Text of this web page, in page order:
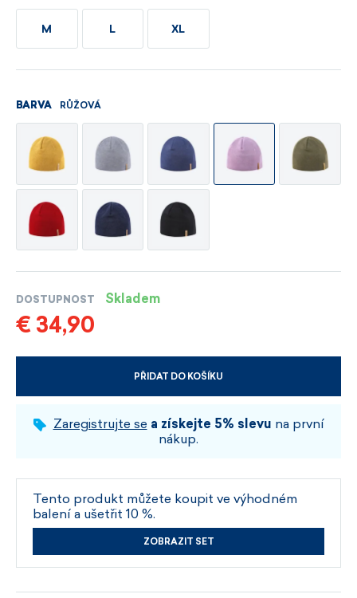
M L XL
BARVA RŮŽOVÁ
DOSTUPNOST Skladem
€ 34,90
PŘIDAT DO KOŠÍKU
VYBERTE VELIKOST A BARVU
Zaregistrujte se a získejte 5% slevu na první
nákup.
Tento produkt můžete koupit ve výhodném
balení a ušetřit 10 %.
ZOBRAZIT SET